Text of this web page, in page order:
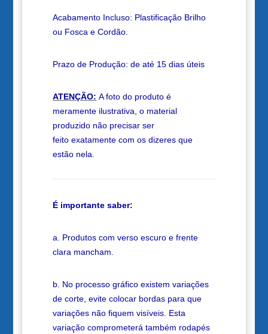
Acabamento Incluso: Plastificação Brilho
ou Fosca e Cordão.
Prazo de Produção: de até 15 dias úteis
ATENÇÃO: A foto do produto é
meramente ilustrativa, o material
produzido não precisar ser
feito exatamente com os dizeres que
estão nela.
É importante saber:
a. Produtos com verso escuro e frente
clara mancham.
b. No processo gráfico existem variações
de corte, evite colocar bordas para que
variações não fiquem visíveis. Esta
variação comprometerá também rodapés